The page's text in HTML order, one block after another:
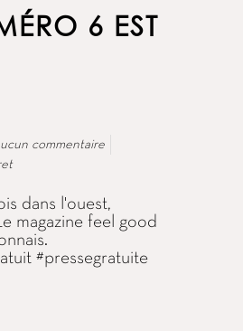
6 EST
commentaire
dans l'ouest,
magazine feel good
#pressegratuite